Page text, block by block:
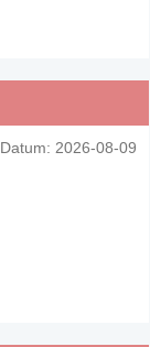
Datum: 2026-08-09